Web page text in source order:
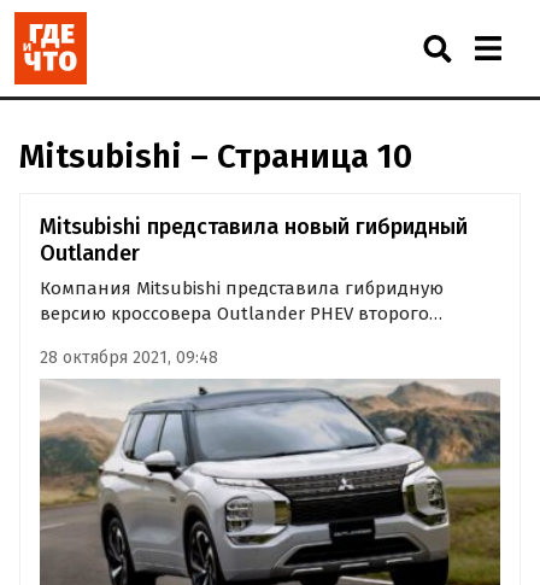
Mitsubishi – Страница 10
Mitsubishi представила новый гибридный
Outlander
Компания Mitsubishi представила гибридную
версию кроссовера Outlander PHEV второго
автомобиль перешел на новую платформу, стал
семиместным и получил сразу семь режимов
вождения вместо трех, которые были у…
28 октября 2021, 09:48